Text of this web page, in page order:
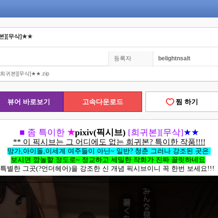
][무삭]★★
등록자 belightnsalt
희귀본][무삭]★★.zip
뷰어 바로보기 고속다운로드 찜 하기
■ 좀 특이한 ★pixiv(픽시브) [희귀본][무삭]★★
** 이 픽시브는 그 어디에도 없는 희귀본? 특이한 작품!!!!
망가,아이돌,이세계 여주들이 아닌~ 일반? 청춘 그러나 강조된 곳은
보시면 깜놀할 정도로~ 정교하고 세밀한 작화가 진짜 꼴릿하네요
특별한 그곳(?언더헤어)을 강조한 신 개념 픽시브이니 꼭 한번 보세요!!!